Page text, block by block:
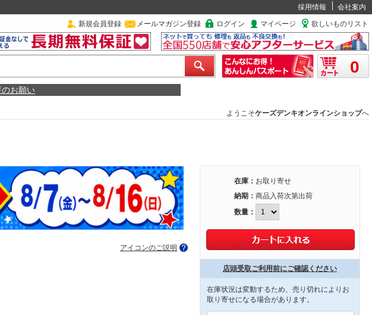
採用情報
会社案内
新規会員登録 メールマガジン登録 ログイン マイページ 欲しいものリスト
0
お願い
ようこそケーズデンキオンラインショップへ
アイコンのご説明
在庫： お取り寄せ
納期： 商品入荷次第出荷
数量：
店頭受取ご利用前にご確認ください
在庫状況は変動するため、売り切れによりお
取り寄せになる場合があります。